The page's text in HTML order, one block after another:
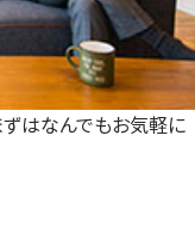
はなんでもお気軽に